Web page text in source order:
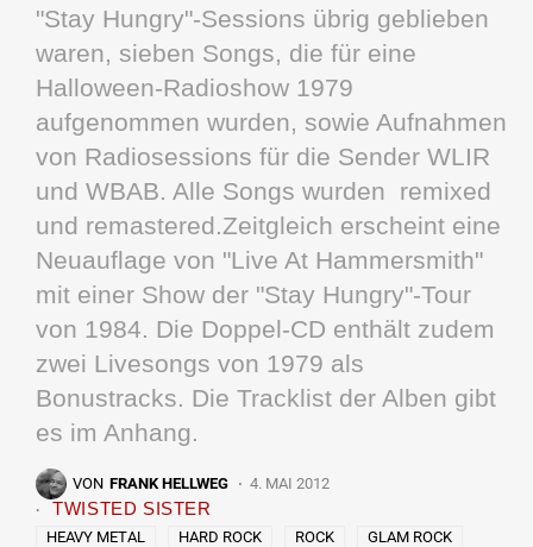
"Stay Hungry"-Sessions übrig geblieben
waren, sieben Songs, die für eine
Halloween-Radioshow 1979
aufgenommen wurden, sowie Aufnahmen
von Radiosessions für die Sender WLIR
und WBAB. Alle Songs wurden remixed
und remastered.Zeitgleich erscheint eine
Neuauflage von "Live At Hammersmith"
mit einer Show der "Stay Hungry"-Tour
von 1984. Die Doppel-CD enthält zudem
zwei Livesongs von 1979 als
Bonustracks. Die Tracklist der Alben gibt
es im Anhang.
VON FRANK HELLWEG 4. MAI 2012
TWISTED SISTER
HEAVY METAL HARD ROCK ROCK GLAM ROCK